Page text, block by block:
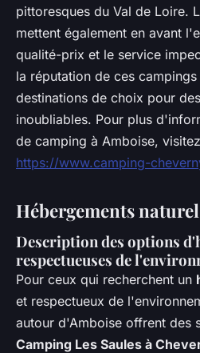
pittoresques du Val de Loire.
mettent également en avant
qualité-prix et le service
la réputation de ces
destinations de choix pour des
inoubliables. Pour plus
de camping à Amboise,
https://www.camping-
Hébergements
Description des options
respectueuses de
Pour ceux qui recherchent un
et respectueux de
autour d'Amboise offrent des
Camping Les Saules à